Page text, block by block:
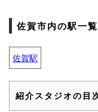
佐賀市内の駅一
佐賀駅
紹介スタジオの目